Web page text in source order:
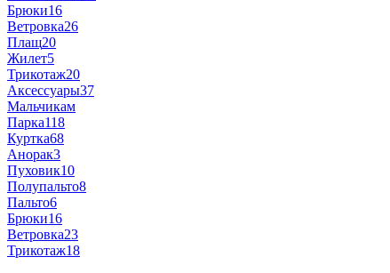
Брюки16
Ветровка26
Плащ20
Жилет5
Трикотаж20
Аксессуары37
Мальчикам
Парка118
Куртка68
Анорак3
Пуховик10
Полупальто8
Пальто6
Брюки16
Ветровка23
Трикотаж18